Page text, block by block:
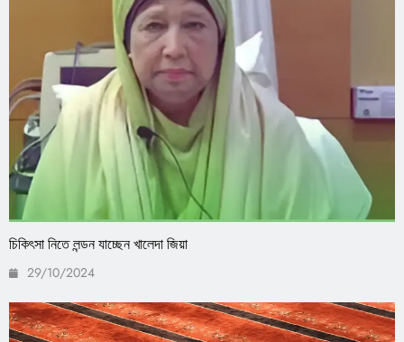
চিকিৎসা নিতে লন্ডন যাচ্ছেন খালেদা জিয়া
29/10/2024